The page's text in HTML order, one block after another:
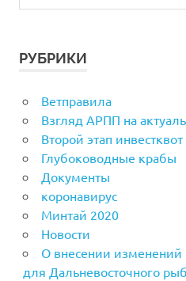
РУБРИКИ
Ветправила
Взгляд АРПП на
Второй этап инвестквот
Глубоководные крабы
Документы
коронавирус
Минтай 2020
Новости
О внесении изменений
для Дальневосточного